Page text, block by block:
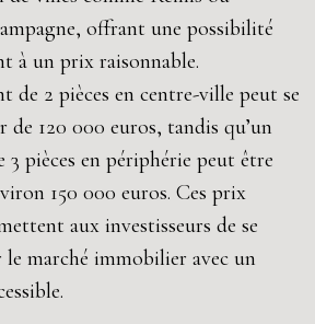
offrant une possibilité
à un prix raisonnable.
de 2 pièces en centre-ville peut se
de 120 000 euros, tandis qu’un
3 pièces en périphérie peut être
150 000 euros. Ces prix
aux investisseurs de se
marché immobilier avec un